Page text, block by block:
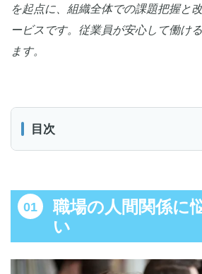
を起点に、組織全体での課題把握と
ービスです。従業員が安心して働け
ます。
目次
心理的ストレスは職場の人間関係
コミュニケーションが十分にできて
職場の人間関係に
い